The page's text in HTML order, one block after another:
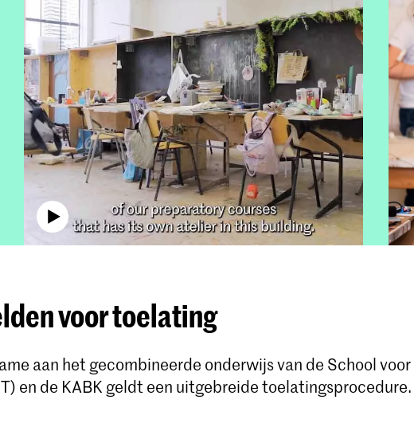
voor toelating
aan het gecombineerde onderwijs van de School voor
en de KABK geldt een uitgebreide toelatingsprocedure.